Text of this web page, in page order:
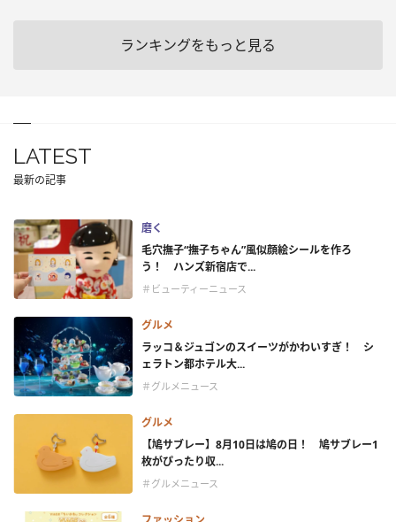
ランキングをもっと見る
LATEST
最新の記事
磨く
毛穴撫子“撫子ちゃん”風似顔絵シールを作ろ
う！ ハンズ新宿店で...
＃ビューティーニュース
グルメ
ラッコ＆ジュゴンのスイーツがかわいすぎ！ シ
ェラトン都ホテル大...
＃グルメニュース
グルメ
【鳩サブレー】8月10日は鳩の日！ 鳩サブレー1
枚がぴったり収...
＃グルメニュース